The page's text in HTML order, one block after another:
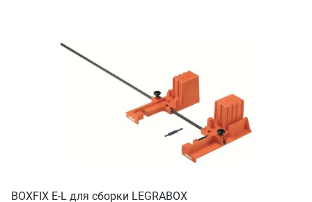
BOXFIX E-L для сборки LEGRABOX